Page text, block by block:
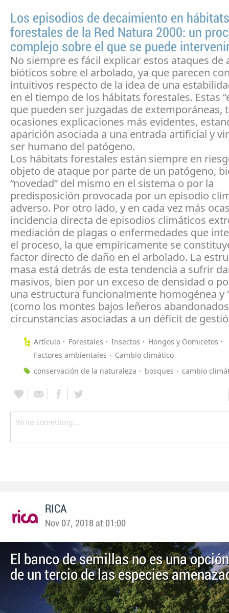
Los episodios de decaimiento en hábitats
forestales de la Red Natura 2000: un
complejo sobre el que se puede
No siempre es fácil explicar estos ataques de
bióticos sobre el arbolado, ya que parecen
intuitivos respecto de la idea de una
en el tiempo de los hábitats forestales. Estas
que pueden ser juzgadas de extemporáneas,
ocasiones explicaciones más evidentes,
aparición asociada a una entrada artificial y
ser humano del patógeno.
Los hábitats forestales están siempre en
objeto de ataque por parte de un patógeno,
“novedad” del mismo en el sistema o por la
predisposición provocada por un episodio
adverso. Por otro lado, y en cada vez más
incidencia directa de episodios climáticos
mediación de plagas o enfermedades que
el proceso, la que empíricamente se
factor directo de daño en el arbolado. La
masa está detrás de esta tendencia a sufrir
masivos, bien por un exceso de densidad o
una estructura funcionalmente homogénea y
(como los montes bajos leñeros
circunstancias asociadas a un déficit de
Artículo Forestales Insectos
Hongos y Oomicetos
Factores ambientales
Cambio climático
conservación de la naturaleza
bosques cambio
RICA
Nov 07, 2018 at 01:00
El banco de semillas no es una
de un tercio de las especies